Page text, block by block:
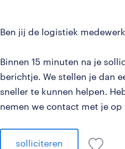
Ben jij de logistiek
Binnen 15 minuten na je
berichtje. We stellen je dan
sneller te kunnen helpen.
nemen we contact met je
solliciteren